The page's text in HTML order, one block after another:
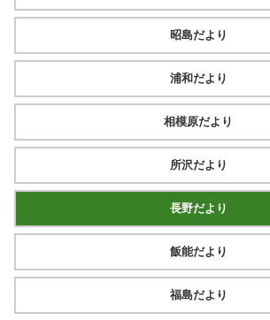
昭島だより
浦和だより
相模原だより
所沢だより
長野だより
飯能だより
福島だより